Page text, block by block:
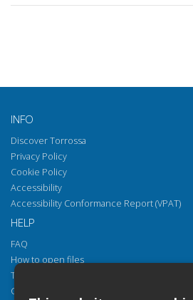
INFO
Discover Torrossa
Privacy Policy
Cookie Policy
Accessibility
Accessibility Conformance Report (VPAT)
HELP
FAQ
How to open files
Torrossa Reader
Copyright obligations